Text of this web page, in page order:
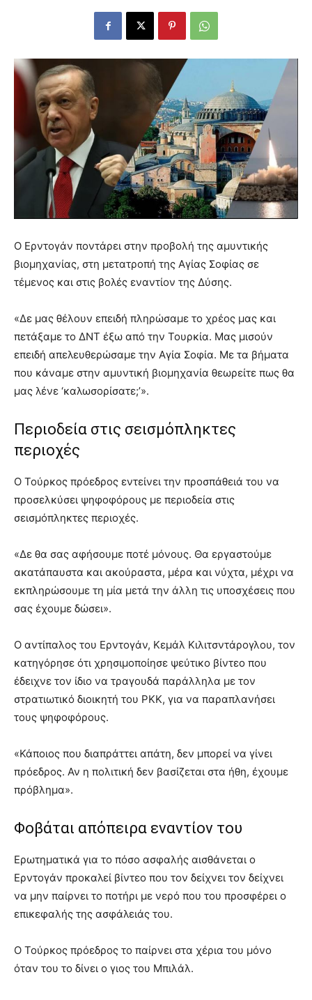
Ο Ερντογάν ποντάρει στην προβολή της αμυντικής
βιομηχανίας, στη μετατροπή της Αγίας Σοφίας σε
τέμενος και στις βολές εναντίον της Δύσης.
«Δε μας θέλουν επειδή πληρώσαμε το χρέος μας και
πετάξαμε το ΔΝΤ έξω από την Τουρκία. Μας μισούν
επειδή απελευθερώσαμε την Αγία Σοφία. Με τα βήματα
που κάναμε στην αμυντική βιομηχανία θεωρείτε πως θα
μας λένε ‘καλωσορίσατε;’».
Περιοδεία στις σεισμόπληκτες
περιοχές
Ο Τούρκος πρόεδρος εντείνει την προσπάθειά του να
προσελκύσει ψηφοφόρους με περιοδεία στις
σεισμόπληκτες περιοχές.
«Δε θα σας αφήσουμε ποτέ μόνους. Θα εργαστούμε
ακατάπαυστα και ακούραστα, μέρα και νύχτα, μέχρι να
εκπληρώσουμε τη μία μετά την άλλη τις υποσχέσεις που
σας έχουμε δώσει».
Ο αντίπαλος του Ερντογάν, Κεμάλ Κιλιτσντάρογλου, τον
κατηγόρησε ότι χρησιμοποίησε ψεύτικο βίντεο που
έδειχνε τον ίδιο να τραγουδά παράλληλα με τον
στρατιωτικό διοικητή του PKK, για να παραπλανήσει
τους ψηφοφόρους.
«Κάποιος που διαπράττει απάτη, δεν μπορεί να γίνει
πρόεδρος. Αν η πολιτική δεν βασίζεται στα ήθη, έχουμε
πρόβλημα».
Φοβάται απόπειρα εναντίον του
Ερωτηματικά για το πόσο ασφαλής αισθάνεται ο
Ερντογάν προκαλεί βίντεο που τον δείχνει τον δείχνει
να μην παίρνει το ποτήρι με νερό που του προσφέρει ο
επικεφαλής της ασφάλειάς του.
Ο Τούρκος πρόεδρος το παίρνει στα χέρια του μόνο
όταν του το δίνει ο γιος του Μπιλάλ.